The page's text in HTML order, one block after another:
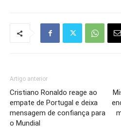
Artigo anterior
Cristiano Ronaldo reage ao
empate de Portugal e deixa
mensagem de confiança para
o Mundial